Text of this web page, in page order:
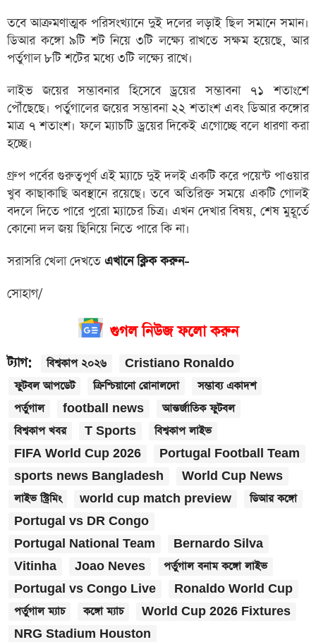
তবে আক্রমণাত্মক পরিসংখ্যানে দুই দলের লড়াই ছিল সমানে সমান।
ডিআর কঙ্গো ৯টি শট নিয়ে ৩টি লক্ষ্যে রাখতে সক্ষম হয়েছে, আর
পর্তুগাল ৮টি শটের মধ্যে ৩টি লক্ষ্যে রাখে।
লাইভ জয়ের সম্ভাবনার হিসেবে ড্রয়ের সম্ভাবনা ৭১ শতাংশে
পৌঁছেছে। পর্তুগালের জয়ের সম্ভাবনা ২২ শতাংশ এবং ডিআর কঙ্গোর
মাত্র ৭ শতাংশ। ফলে ম্যাচটি ড্রয়ের দিকেই এগোচ্ছে বলে ধারণা করা
হচ্ছে।
গ্রুপ পর্বের গুরুত্বপূর্ণ এই ম্যাচে দুই দলই একটি করে পয়েন্ট পাওয়ার
খুব কাছাকাছি অবস্থানে রয়েছে। তবে অতিরিক্ত সময়ে একটি গোলই
বদলে দিতে পারে পুরো ম্যাচের চিত্র। এখন দেখার বিষয়, শেষ মুহূর্তে
কোনো দল জয় ছিনিয়ে নিতে পারে কি না।
সরাসরি খেলা দেখতে এখানে ক্লিক করুন-
সোহাগ/
গুগল নিউজ ফলো করুন
ট্যাগ: বিশ্বকাপ ২০২৬
Cristiano Ronaldo
ফুটবল আপডেট
ক্রিশ্চিয়ানো রোনালদো
সম্ভাব্য একাদশ
পর্তুগাল
football news
আন্তর্জাতিক ফুটবল
বিশ্বকাপ খবর
T Sports
বিশ্বকাপ লাইভ
FIFA World Cup 2026
Portugal Football Team
sports news Bangladesh
World Cup News
লাইভ স্ট্রিমিং
world cup match preview
ডিআর কঙ্গো
Portugal vs DR Congo
Portugal National Team
Bernardo Silva
Vitinha
Joao Neves
পর্তুগাল বনাম কঙ্গো লাইভ
Portugal vs Congo Live
Ronaldo World Cup
পর্তুগাল ম্যাচ
কঙ্গো ম্যাচ
World Cup 2026 Fixtures
NRG Stadium Houston